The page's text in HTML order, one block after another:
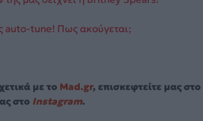
auto-tune! Πως ακούγεται;
με το Mad.gr, επισκεφτείτε μας στο
στο Instagram.